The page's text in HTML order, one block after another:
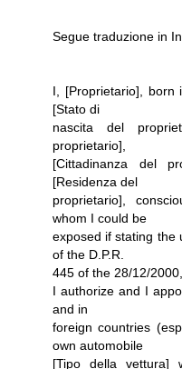
Segue traduzione in
I, [Proprietario], born
[Stato di
nascita del
proprietario],
[Cittadinanza del
[Residenza del
proprietario],
whom I could be
exposed if stating the
of the D.P.R.
445 of the 28/12/
I authorize and I
and in
foreign countries
own automobile
[Tipo della vettura]